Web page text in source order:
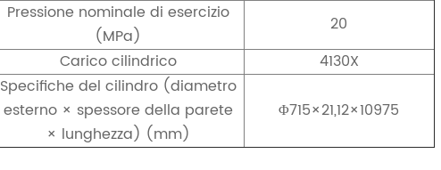
Pressione nominale di esercizio
(MPa)
20
Carico cilindrico
4130X
Specifiche del cilindro (diametro
esterno × spessore della parete
× lunghezza) (mm)
Φ715×21,12×10975